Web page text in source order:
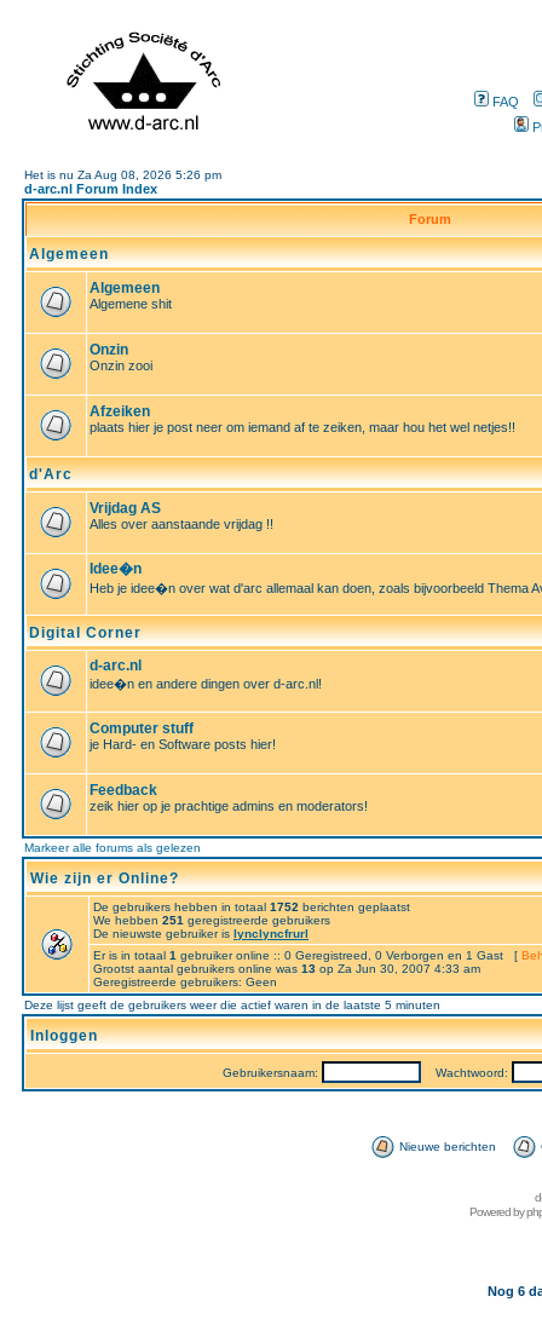
FAQ
Het is nu Za Aug 08, 2026 5:26 pm
d-arc.nl Forum Index
Forum
Algemeen
Algemeen
Algemene shit
Onzin
Onzin zooi
Afzeiken
plaats hier je post neer om iemand af te zeiken, maar hou het wel netjes!!
d'Arc
Vrijdag AS
Alles over aanstaande vrijdag !!
Idee�n
Heb je idee�n over wat d'arc allemaal kan doen, zoals bijvoorbeeld Thema
Digital Corner
d-arc.nl
idee�n en andere dingen over d-arc.nl!
Computer stuff
je Hard- en Software posts hier!
Feedback
zeik hier op je prachtige admins en moderators!
Markeer alle forums als gelezen
Wie zijn er Online?
De gebruikers hebben in totaal 1752 berichten geplaatst
We hebben 251 geregistreerde gebruikers
De nieuwste gebruiker is lynclyncfrurl
Er is in totaal 1 gebruiker online :: 0 Geregistreed, 0 Verborgen en 1 Gast [
Grootst aantal gebruikers online was 13 op Za Jun 30, 2007 4:33 am
Geregistreerde gebruikers: Geen
Deze lijst geeft de gebruikers weer die actief waren in de laatste 5 minuten
Inloggen
Gebruikersnaam: Wachtwoord:
Nieuwe berichten
Powered by
Nog 6